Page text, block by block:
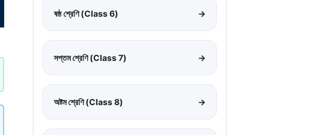
ষষ্ঠ শ্রেণি (Class 6) →
সপ্তম শ্রেণি (Class 7) →
অষ্টম শ্রেণি (Class 8) →